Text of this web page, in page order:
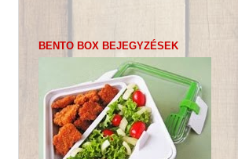
BENTO BOX BEJEGYZÉSEK